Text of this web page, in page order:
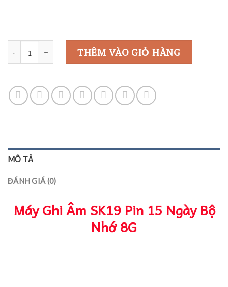
THÊM VÀO GIỎ HÀNG
MÔ TẢ
ĐÁNH GIÁ (0)
Máy Ghi Âm SK19 Pin 15 Ngày Bộ
Nhớ 8G